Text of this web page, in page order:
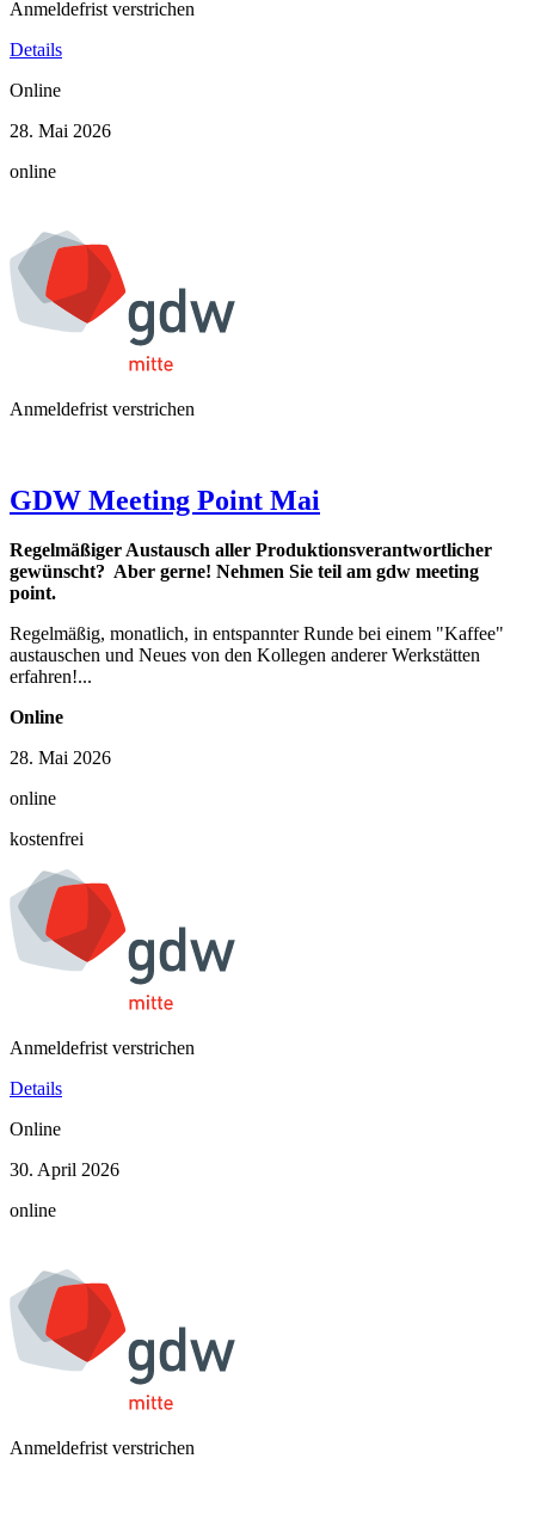
Anmeldefrist verstrichen
Details
Online
28. Mai 2026
online
Anmeldefrist verstrichen
GDW Meeting Point Mai
Regelmäßiger Austausch aller Produktionsverantwortlicher
gewünscht? Aber gerne! Nehmen Sie teil am gdw meeting
point.
Regelmäßig, monatlich, in entspannter Runde bei einem "Kaffee"
austauschen und Neues von den Kollegen anderer Werkstätten
erfahren!...
Online
28. Mai 2026
online
kostenfrei
Anmeldefrist verstrichen
Details
Online
30. April 2026
online
Anmeldefrist verstrichen